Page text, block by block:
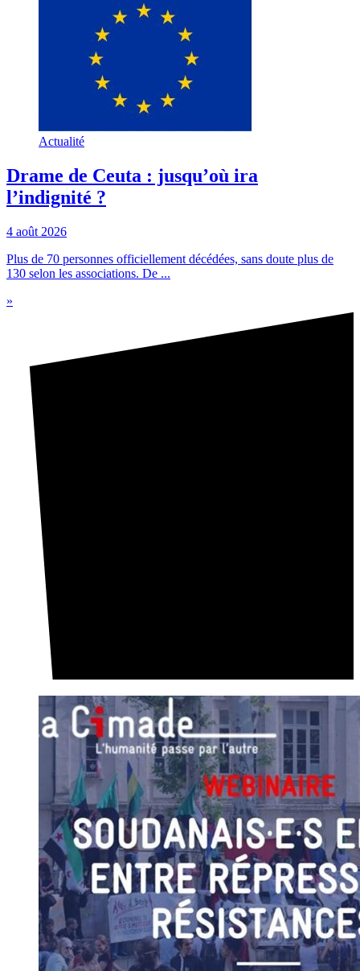
Actualité
Drame de Ceuta : jusqu’où ira
l’indignité ?
4 août 2026
Plus de 70 personnes officiellement décédées, sans doute plus de
130 selon les associations. De ...
»